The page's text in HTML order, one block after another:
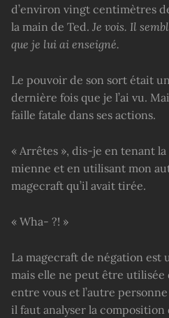
d’environ vingt centimètres
la main de Ted. Je vois. Il
que je lui ai enseigné.
Le pouvoir de son sort était
dernière fois que je l’ai vu.
faille fatale dans ses actions.
« Arrêtes », dis-je en tenant
mienne et en utilisant mon
magecraft qu’il avait tirée.
« Wha- ?! »
La magecraft de négation est
mais elle ne peut être utilisée
entre vous et l’autre
il faut analyser la composition